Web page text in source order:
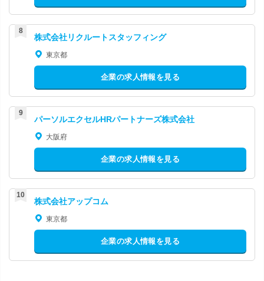
株式会社リクルートスタッフィング
東京都
企業の求人情報を見る
パーソルエクセルHRパートナーズ株式会社
大阪府
企業の求人情報を見る
株式会社アップコム
東京都
企業の求人情報を見る